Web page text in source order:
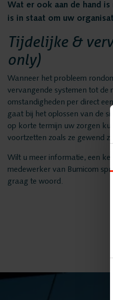
Wat er ook aan de hand is
is in staat om uw
Tijdelijke &
only)
Wanneer het probleem
vervangende systemen tot de
omstandigheden per direct
gaat bij het oplossen van de
op korte termijn uw zorgen
voortzetten zoals ze gewend
Wilt u meer informatie, een
medewerker van Bumicom
graag te woord.